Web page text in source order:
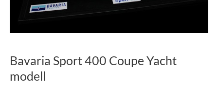
Bavaria Sport 400 Coupe Yacht
modell